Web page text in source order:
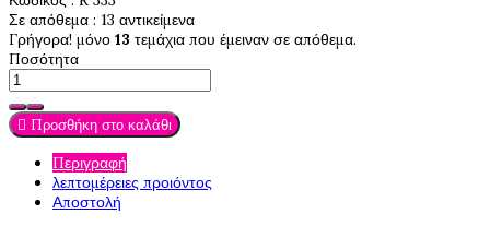
Σε απόθεμα : 13 αντικείμενα
Γρήγορα! μόνο 13 τεμάχια που έμειναν σε απόθεμα.
Ποσότητα
 Προσθήκη στο καλάθι
Περιγραφή
λεπτομέρειες προιόντος
Αποστολή